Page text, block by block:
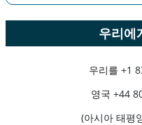
우리에
우리를 +1
영국 +44
(아시아 태평